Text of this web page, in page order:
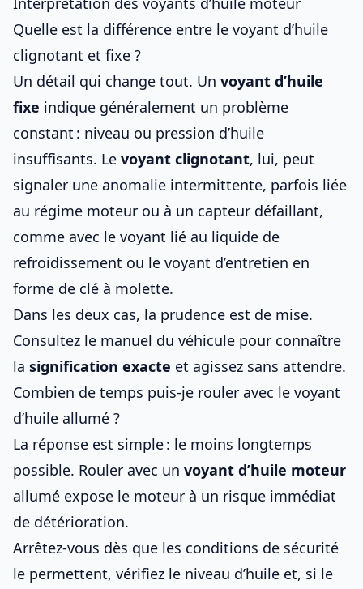
Quelle est la différence entre le voyant d’huile
clignotant et fixe ?
Un détail qui change tout. Un voyant d’huile
fixe indique généralement un problème
constant : niveau ou pression d’huile
insuffisants. Le voyant clignotant, lui, peut
signaler une anomalie intermittente, parfois liée
au régime moteur ou à un capteur défaillant,
comme avec le voyant lié au liquide de
refroidissement ou le voyant d’entretien en
forme de clé à molette.
Dans les deux cas, la prudence est de mise.
Consultez le manuel du véhicule pour connaître
la signification exacte et agissez sans attendre.
Combien de temps puis-je rouler avec le voyant
d’huile allumé ?
La réponse est simple : le moins longtemps
possible. Rouler avec un voyant d’huile moteur
allumé expose le moteur à un risque immédiat
de détérioration.
Arrêtez-vous dès que les conditions de sécurité
le permettent, vérifiez le niveau d’huile et, si le